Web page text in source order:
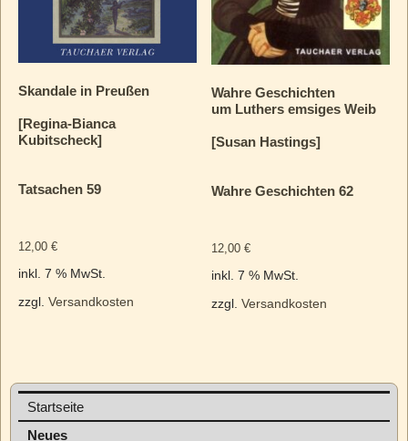
Skandale in Preußen
[Regina-Bianca
Kubitscheck]
Tatsachen 59
12,00 €
inkl. 7 % MwSt.
zzgl. Versandkosten
Wahre Geschichten
um Luthers emsiges Weib
[Susan Hastings]
Wahre Geschichten 62
12,00€
inkl. 7 % MwSt.
zzgl.Versandkosten
Startseite
Neues